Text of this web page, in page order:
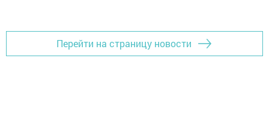
Перейти на страницу новости